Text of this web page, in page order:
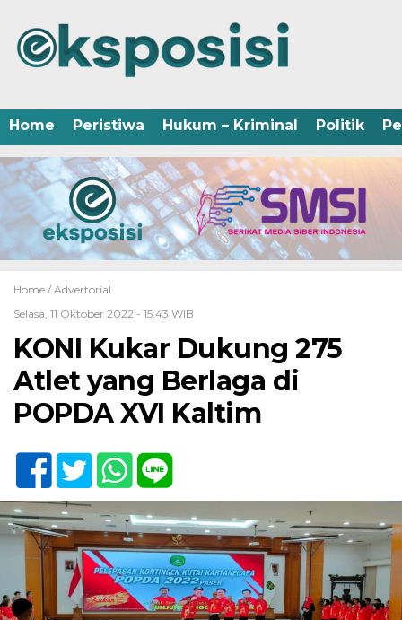
Home Peristiwa Hukum – Kriminal Politik
Home / Advertorial
Selasa, 11 Oktober 2022 - 15:43 WIB
KONI Kukar Dukung 275
Atlet yang Berlaga di
POPDA XVI Kaltim